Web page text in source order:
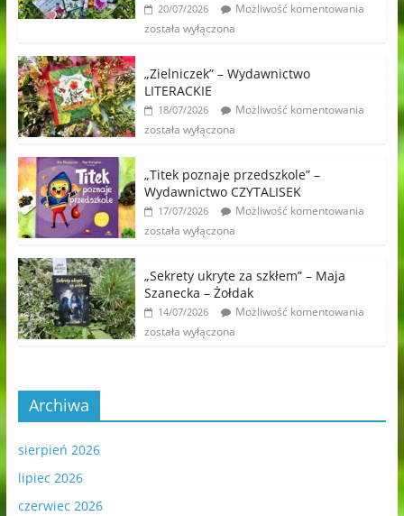
20/07/2026
Możliwość komentowania
została wyłączona
„Zielniczek” – Wydawnictwo
LITERACKIE
18/07/2026
Możliwość komentowania
została wyłączona
„Titek poznaje przedszkole” –
Wydawnictwo CZYTALISEK
17/07/2026
Możliwość komentowania
została wyłączona
„Sekrety ukryte za szkłem” – Maja
Szanecka – Żołdak
14/07/2026
Możliwość komentowania
została wyłączona
Archiwa
sierpień 2026
lipiec 2026
czerwiec 2026